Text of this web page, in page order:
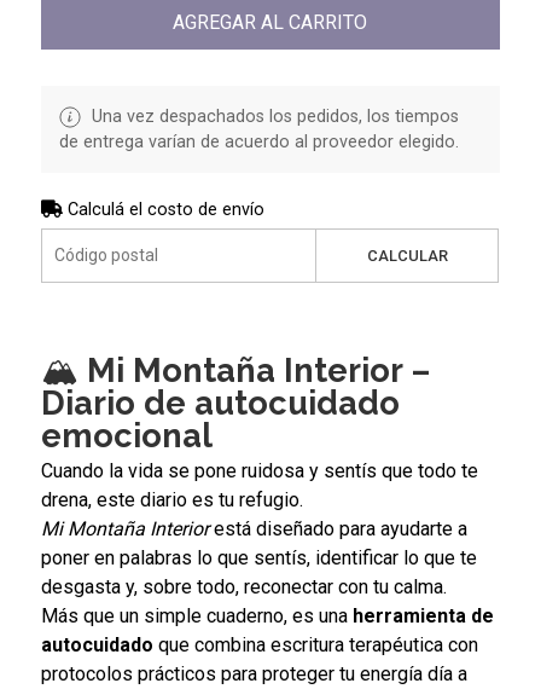
AGREGAR AL CARRITO
Una vez despachados los pedidos, los tiempos
de entrega varían de acuerdo al proveedor elegido.
Calculá el costo de envío
CALCULAR
🏔 Mi Montaña Interior –
Diario de autocuidado
emocional
Cuando la vida se pone ruidosa y sentís que todo te
drena, este diario es tu refugio.
Mi Montaña Interiorestá diseñado para ayudarte a
poner en palabras lo que sentís, identificar lo que te
desgasta y, sobre todo, reconectar con tu calma.
Más que un simple cuaderno, es una herramienta de
autocuidado que combina escritura terapéutica con
protocolos prácticos para proteger tu energía día a